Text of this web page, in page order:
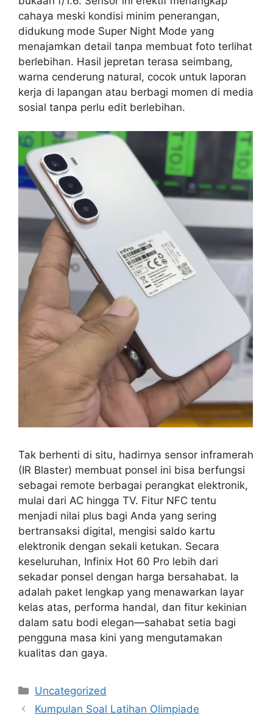
cahaya meski kondisi minim penerangan,
didukung mode Super Night Mode yang
menajamkan detail tanpa membuat foto terlihat
berlebihan. Hasil jepretan terasa seimbang,
warna cenderung natural, cocok untuk laporan
kerja di lapangan atau berbagi momen di media
sosial tanpa perlu edit berlebihan.
Tak berhenti di situ, hadirnya sensor inframerah
(IR Blaster) membuat ponsel ini bisa berfungsi
sebagai remote berbagai perangkat elektronik,
mulai dari AC hingga TV. Fitur NFC tentu
menjadi nilai plus bagi Anda yang sering
bertransaksi digital, mengisi saldo kartu
elektronik dengan sekali ketukan. Secara
keseluruhan, Infinix Hot 60 Pro lebih dari
sekadar ponsel dengan harga bersahabat. Ia
adalah paket lengkap yang menawarkan layar
kelas atas, performa handal, dan fitur kekinian
dalam satu bodi elegan—sahabat setia bagi
pengguna masa kini yang mengutamakan
kualitas dan gaya.
Categories
Uncategorized
Kumpulan Soal Latihan Olimpiade